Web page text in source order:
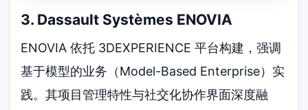
3. Dassault Systèmes ENOVIA
ENOVIA 依托 3DEXPERIENCE 平台构建，强调
基于模型的业务（Model-Based Enterprise）实
践。其项目管理特性与社交化协作界面深度融